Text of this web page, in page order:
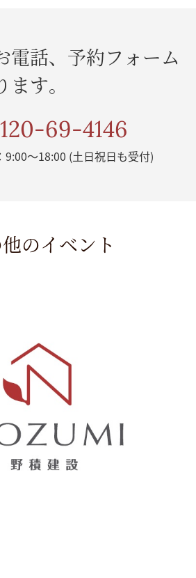
電話、予約フォーム
す。
69-4146
9:00～18:00 (土日祝日も受付)
のイベント